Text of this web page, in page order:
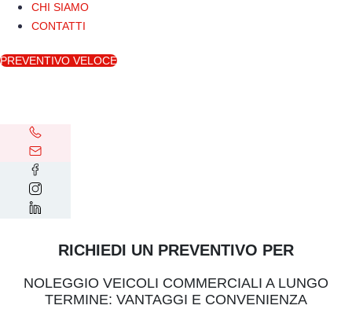
CHI SIAMO
CONTATTI
PREVENTIVO VELOCE
RICHIEDI UN PREVENTIVO PER
NOLEGGIO VEICOLI COMMERCIALI A LUNGO
TERMINE: VANTAGGI E CONVENIENZA